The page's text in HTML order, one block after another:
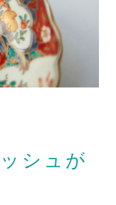
シュが